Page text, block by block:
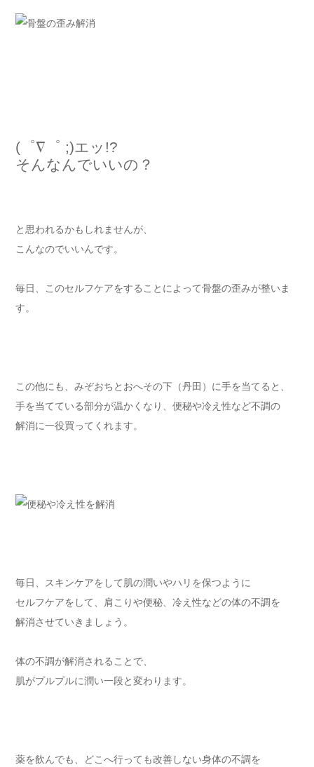
(゜∇゜ ;)エッ!?
そんなんでいいの？
と思われるかもしれませんが、
こんなのでいいんです。
毎日、このセルフケアをすることによって骨盤の歪みが整いま
す。
この他にも、みぞおちとおへその下（丹田）に手を当てると、
手を当てている部分が温かくなり、便秘や冷え性など不調の
解消に一役買ってくれます。
毎日、スキンケアをして肌の潤いやハリを保つように
セルフケアをして、肩こりや便秘、冷え性などの体の不調を
解消させていきましょう。
体の不調が解消されることで、
肌がプルプルに潤い一段と変わります。
薬を飲んでも、どこへ行っても改善しない身体の不調を